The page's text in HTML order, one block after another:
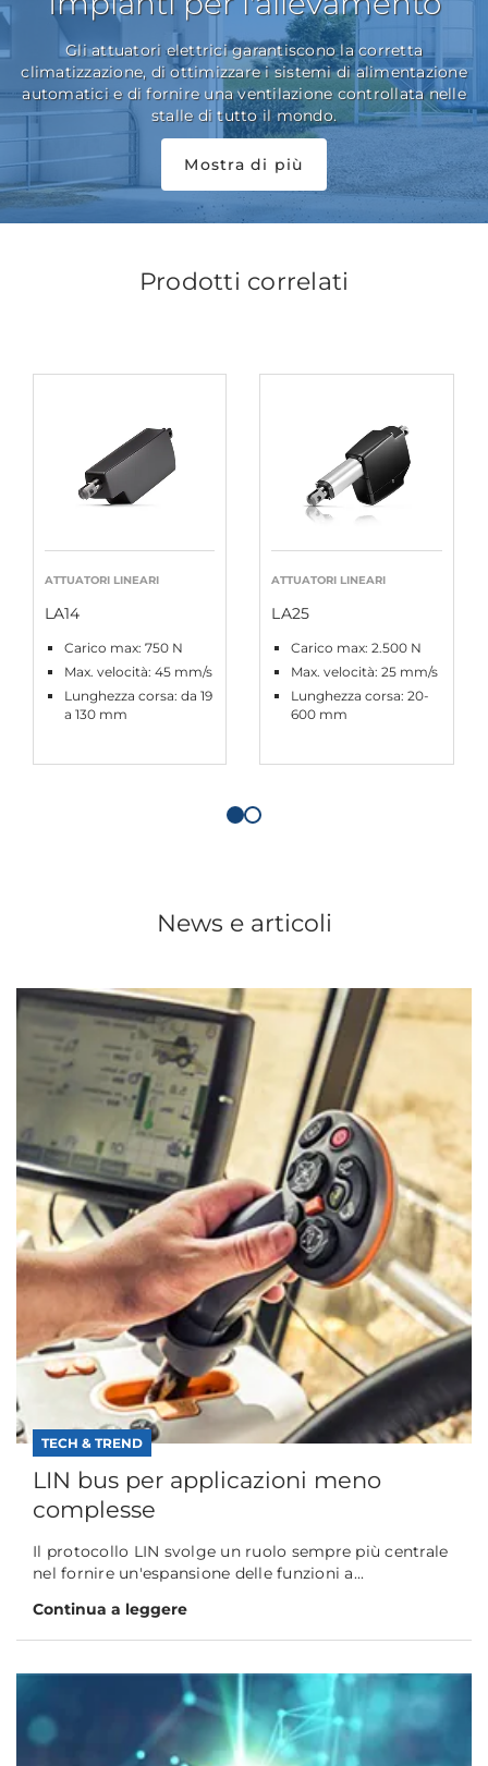
Gli attuatori elettrici garantiscono la corretta
climatizzazione, di ottimizzare i sistemi di alimentazione
automatici e di fornire una ventilazione controllata nelle
stalle di tutto il mondo.
Mostra di più
Prodotti correlati
ATTUATORI LINEARI
LA14
Carico max: 750 N
Max. velocità: 45 mm/s
Lunghezza corsa: da 19
a 130 mm
ATTUATORI LINEARI
LA25
Carico max: 2.500 N
Max. velocità: 25 mm/s
Lunghezza corsa: 20-
600 mm
News e articoli
TECH & TREND
LIN bus per applicazioni meno
complesse
Il protocollo LIN svolge un ruolo sempre più centrale
nel fornire un'espansione delle funzioni a...
Continua a leggere